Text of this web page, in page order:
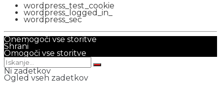
wordpress_test_cookie
wordpress_logged_in_
wordpress_sec
Onemogoči vse storitve
Shrani
Omogoči vse storitve
Ni zadetkov
Ogled vseh zadetkov